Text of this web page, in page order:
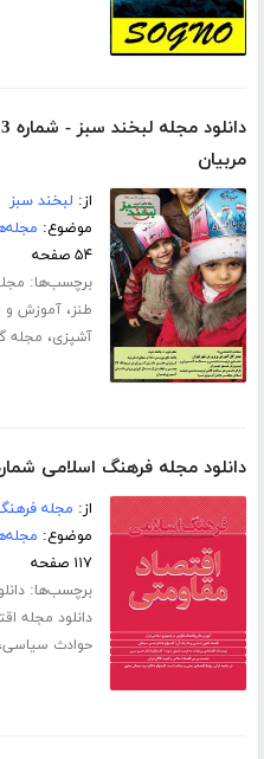
مربیان
از: لبخند سبز
موضوع:
۵۴ صفحه
برچسب‌ها:
طنز،آموزش و
آشپزی، مجله
دانلود مجله فرهنگ اسلامی شماره 51-
از: مجله
موضوع:
۱۱۷ صفحه
برچسب‌ها:
دانلود مجله
حوادث سیاسی،